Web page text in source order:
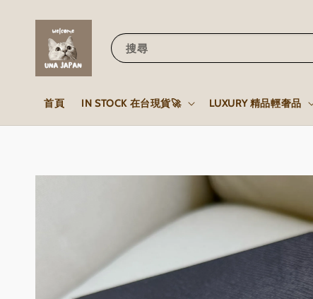
搜尋
首頁 IN STOCK 在台現貨🚀 LUXURY 精品輕奢品